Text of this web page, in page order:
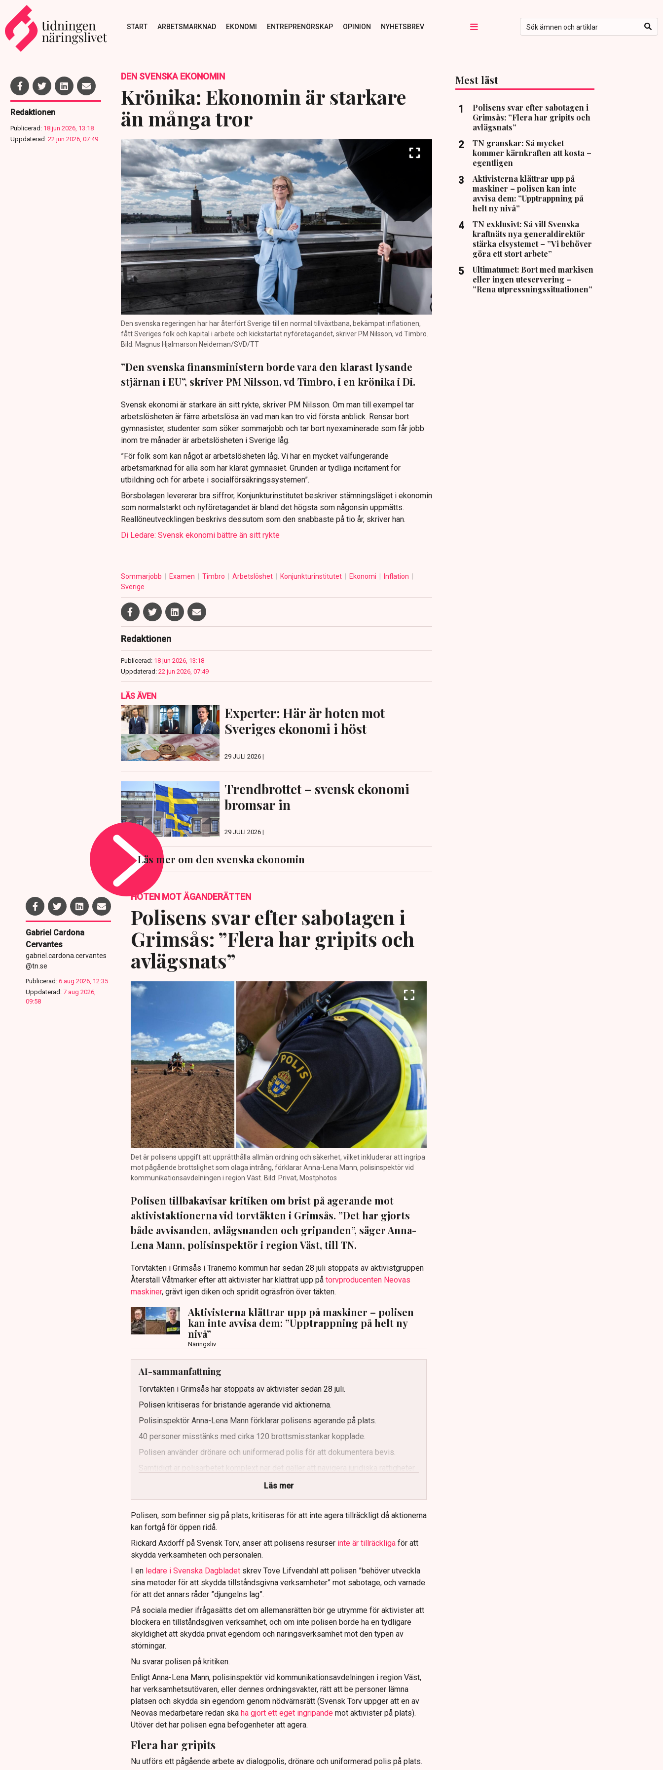
START ARBETSMARKNAD EKONOMI ENTREPRENÖRSKAP OPINION NYHETSBREV
Redaktionen
Publicerad: 18 jun 2026, 13:18
Uppdaterad: 22 jun 2026, 07:49
DEN SVENSKA EKONOMIN
Krönika: Ekonomin är starkare
än många tror
Den svenska regeringen har har återfört Sverige till en normal tillväxtbana, bekämpat inflationen,
fått Sveriges folk och kapital i arbete och kickstartat nyföretagandet, skriver PM Nilsson, vd Timbro.
Bild: Magnus Hjalmarson Neideman/SVD/TT
”Den svenska finansministern borde vara den klarast lysande
stjärnan i EU”, skriver PM Nilsson, vd Timbro, i en krönika i Di.
Svensk ekonomi är starkare än sitt rykte, skriver PM Nilsson. Om man till exempel tar
arbetslösheten är färre arbetslösa än vad man kan tro vid första anblick. Rensar bort
gymnasister, studenter som söker sommarjobb och tar bort nyexaminerade som får jobb
inom tre månader är arbetslösheten i Sverige låg.
”För folk som kan något är arbetslösheten låg. Vi har en mycket välfungerande
arbetsmarknad för alla som har klarat gymnasiet. Grunden är tydliga incitament för
utbildning och för arbete i socialförsäkringssystemen”.
Börsbolagen levererar bra siffror, Konjunkturinstitutet beskriver stämningsläget i ekonomin
som normalstarkt och nyföretagandet är bland det högsta som någonsin uppmätts.
Reallöneutvecklingen beskrivs dessutom som den snabbaste på tio år, skriver han.
Di Ledare: Svensk ekonomi bättre än sitt rykte
Sommarjobb Examen Timbro Arbetslöshet Konjunkturinstitutet Ekonomi
Inflation
Sverige
Redaktionen
Publicerad: 18 jun 2026, 13:18
Uppdaterad: 22 jun 2026, 07:49
LÄS ÄVEN
Experter: Här är hoten mot
Sveriges ekonomi i höst
29 JULI 2026 |
Trendbrottet – svensk ekonomi
bromsar in
29 JULI 2026 |
Läs mer om den svenska ekonomin
Mest läst
Polisens svar efter sabotagen i
Grimsås: ”Flera har gripits och
avlägsnats”
TN granskar: Så mycket
kommer kärnkraften att kosta –
egentligen
Aktivisterna klättrar upp på
maskiner – polisen kan inte
avvisa dem: ”Upptrappning på
helt ny nivå”
TN exklusivt: Så vill Svenska
kraftnäts nya generaldirektör
stärka elsystemet – ”Vi behöver
göra ett stort arbete”
Ultimatumet: Bort med markisen
eller ingen uteservering –
”Rena utpressningssituationen”
Gabriel Cardona
Cervantes
gabriel.cardona.cervantes
@tn.se
Publicerad: 6 aug 2026, 12:35
Uppdaterad: 7 aug 2026,
09:58
HOTEN MOT ÄGANDERÄTTEN
Polisens svar efter sabotagen i
Grimsås: ”Flera har gripits och
avlägsnats”
Det är polisens uppgift att upprätthålla allmän ordning och säkerhet, vilket inkluderar att ingripa
mot pågående brottslighet som olaga intrång, förklarar Anna-Lena Mann, polisinspektör vid
kommunikationsavdelningen i region Väst. Bild: Privat, Mostphotos
Polisen tillbakavisar kritiken om brist på agerande mot
aktivistaktionerna vid torvtäkten i Grimsås. ”Det har gjorts
både avvisanden, avlägsnanden och gripanden”, säger Anna-
Lena Mann, polisinspektör i region Väst, till TN.
Torvtäkten i Grimsås i Tranemo kommun har sedan 28 juli stoppats av aktivistgruppen
Återställ Våtmarker efter att aktivister har klättrat upp påtorvproducenten Neovas
maskiner, grävt igen diken och spridit ogräsfrön över täkten.
Aktivisterna klättrar upp på maskiner – polisen
kan inte avvisa dem: ”Upptrappning på helt ny
nivå”
Näringsliv
AI-sammanfattning
Torvtäkten i Grimsås har stoppats av aktivister sedan 28 juli.
Polisen kritiseras för bristande agerande vid aktionerna.
Polisinspektör Anna-Lena Mann förklarar polisens agerande på plats.
40 personer misstänks med cirka 120 brottsmisstankar kopplade.
Polisen använder drönare och uniformerad polis för att dokumentera bevis.
Samtidigt är polisarbetet komplext när det gäller att navigera juridiska rättigheter
Läs mer
Polisen, som befinner sig på plats, kritiseras för att inte agera tillräckligt då aktionerna
kan fortgå för öppen ridå.
Rickard Axdorff på Svensk Torv, anser att polisens resurser inte är tillräckliga för att
skydda verksamheten och personalen.
I en ledare i Svenska Dagbladet skrev Tove Lifvendahl att polisen ”behöver utveckla
sina metoder för att skydda tillståndsgivna verksamheter” mot sabotage, och varnade
för att det annars råder ”djungelns lag”.
På sociala medier ifrågasätts det om allemansrätten bör ge utrymme för aktivister att
blockera en tillståndsgiven verksamhet, och om inte polisen borde ha en tydligare
skyldighet att skydda privat egendom och näringsverksamhet mot den typen av
störningar.
Nu svarar polisen på kritiken.
Enligt Anna-Lena Mann, polisinspektör vid kommunikationsavdelningen i region Väst,
har verksamhetsutövaren, eller dennes ordningsvakter, rätt att be personer lämna
platsen och skydda sin egendom genom nödvärnsrätt (Svensk Torv uppger att en av
Neovas medarbetare redan ska ha gjort ett eget ingripande mot aktivister på plats).
Utöver det har polisen egna befogenheter att agera.
Flera har gripits
Nu utförs ett pågående arbete av dialogpolis, drönare och uniformerad polis på plats.